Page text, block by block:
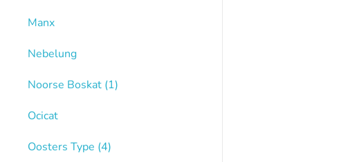
Manx
Nebelung
Noorse Boskat (1)
Ocicat
Oosters Type (4)